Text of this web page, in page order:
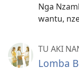
Nga
wantu,
TU AKI
Lomba